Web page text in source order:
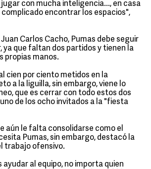
con mucha inteligencia..., en casa
complicado encontrar los espacios",
Carlos Cacho, Pumas debe seguir
ya que faltan dos partidos y tienen la
propias manos.
cien por ciento metidos en la
a la liguilla, sin embargo, viene lo
que es cerrar con todo estos dos
de los ocho invitados a la "fiesta
aún le falta consolidarse como el
Pumas, sin embargo, destacó la
trabajo ofensivo.
al equipo, no importa quien